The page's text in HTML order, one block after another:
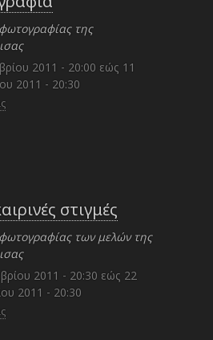
της
2011 - 20:00 εώς 11
2011 - 20:30
στιγμές
των μελών της
2011 - 20:30 εώς 22
2011 - 20:30